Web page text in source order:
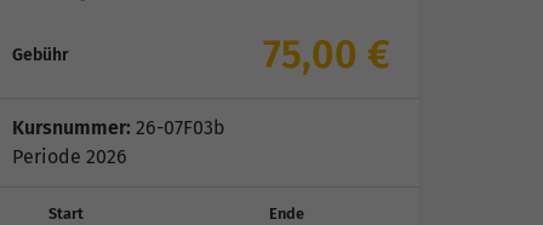
Gebühr 75,00 €
Kursnummer: 26-07F03b
Periode 2026
Start Ende